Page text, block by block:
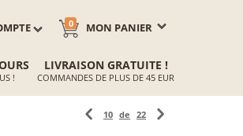
MON PANIER
0
!
LIVRAISON GRATUITE !
COMMANDES DE PLUS DE 45 EUR
10 de 22